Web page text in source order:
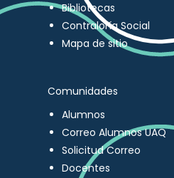
Bibliotecas
Contraloría Social
Mapa de sitio
Comunidades
Alumnos
Correo Alumnos UAQ
Solicitud Correo
Docentes